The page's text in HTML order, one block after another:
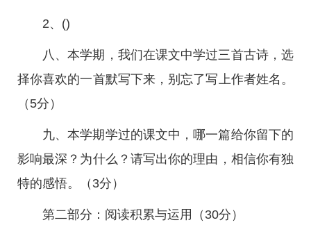
2、()
八、本学期，我们在课文中学过三首古诗，选
择你喜欢的一首默写下来，别忘了写上作者姓名。
（5分）
九、本学期学过的课文中，哪一篇给你留下的
影响最深？为什么？请写出你的理由，相信你有独
特的感悟。（3分）
第二部分：阅读积累与运用（30分）